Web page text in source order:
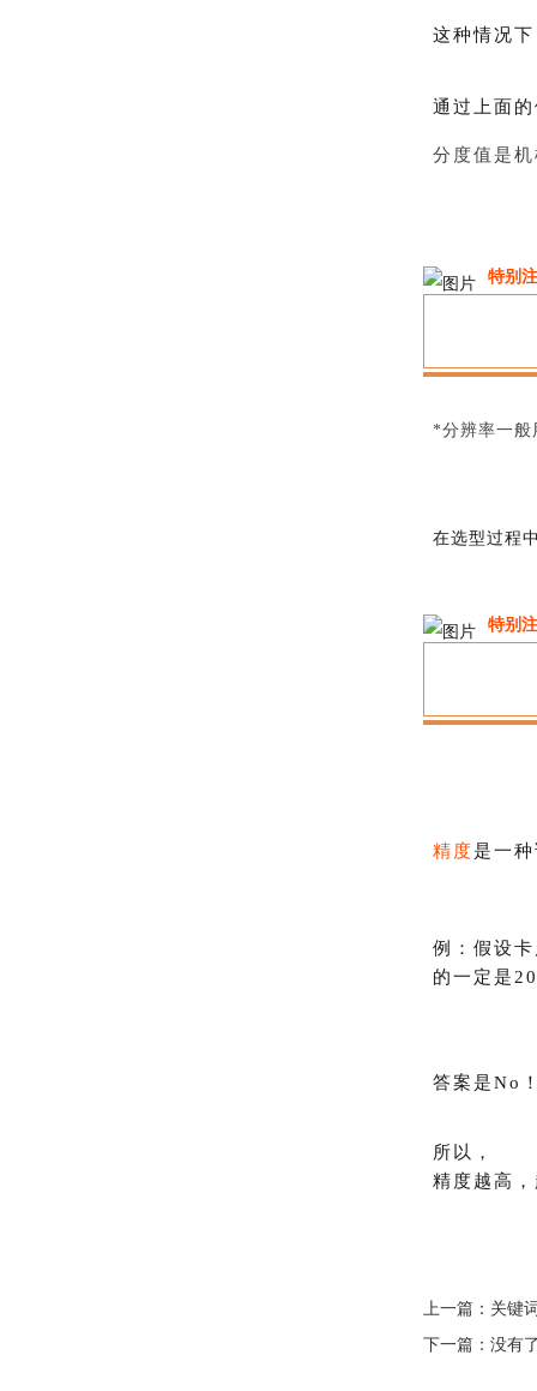
这种情况
通过上面
分度值是
特别
*分辨率一般
在选型过程
特别
精度是一
例： 假设
的一定是
答案是No
所以，
精度越高
上一篇： 关键
下一篇：没有